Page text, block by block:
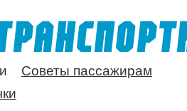
Советы пассажирам